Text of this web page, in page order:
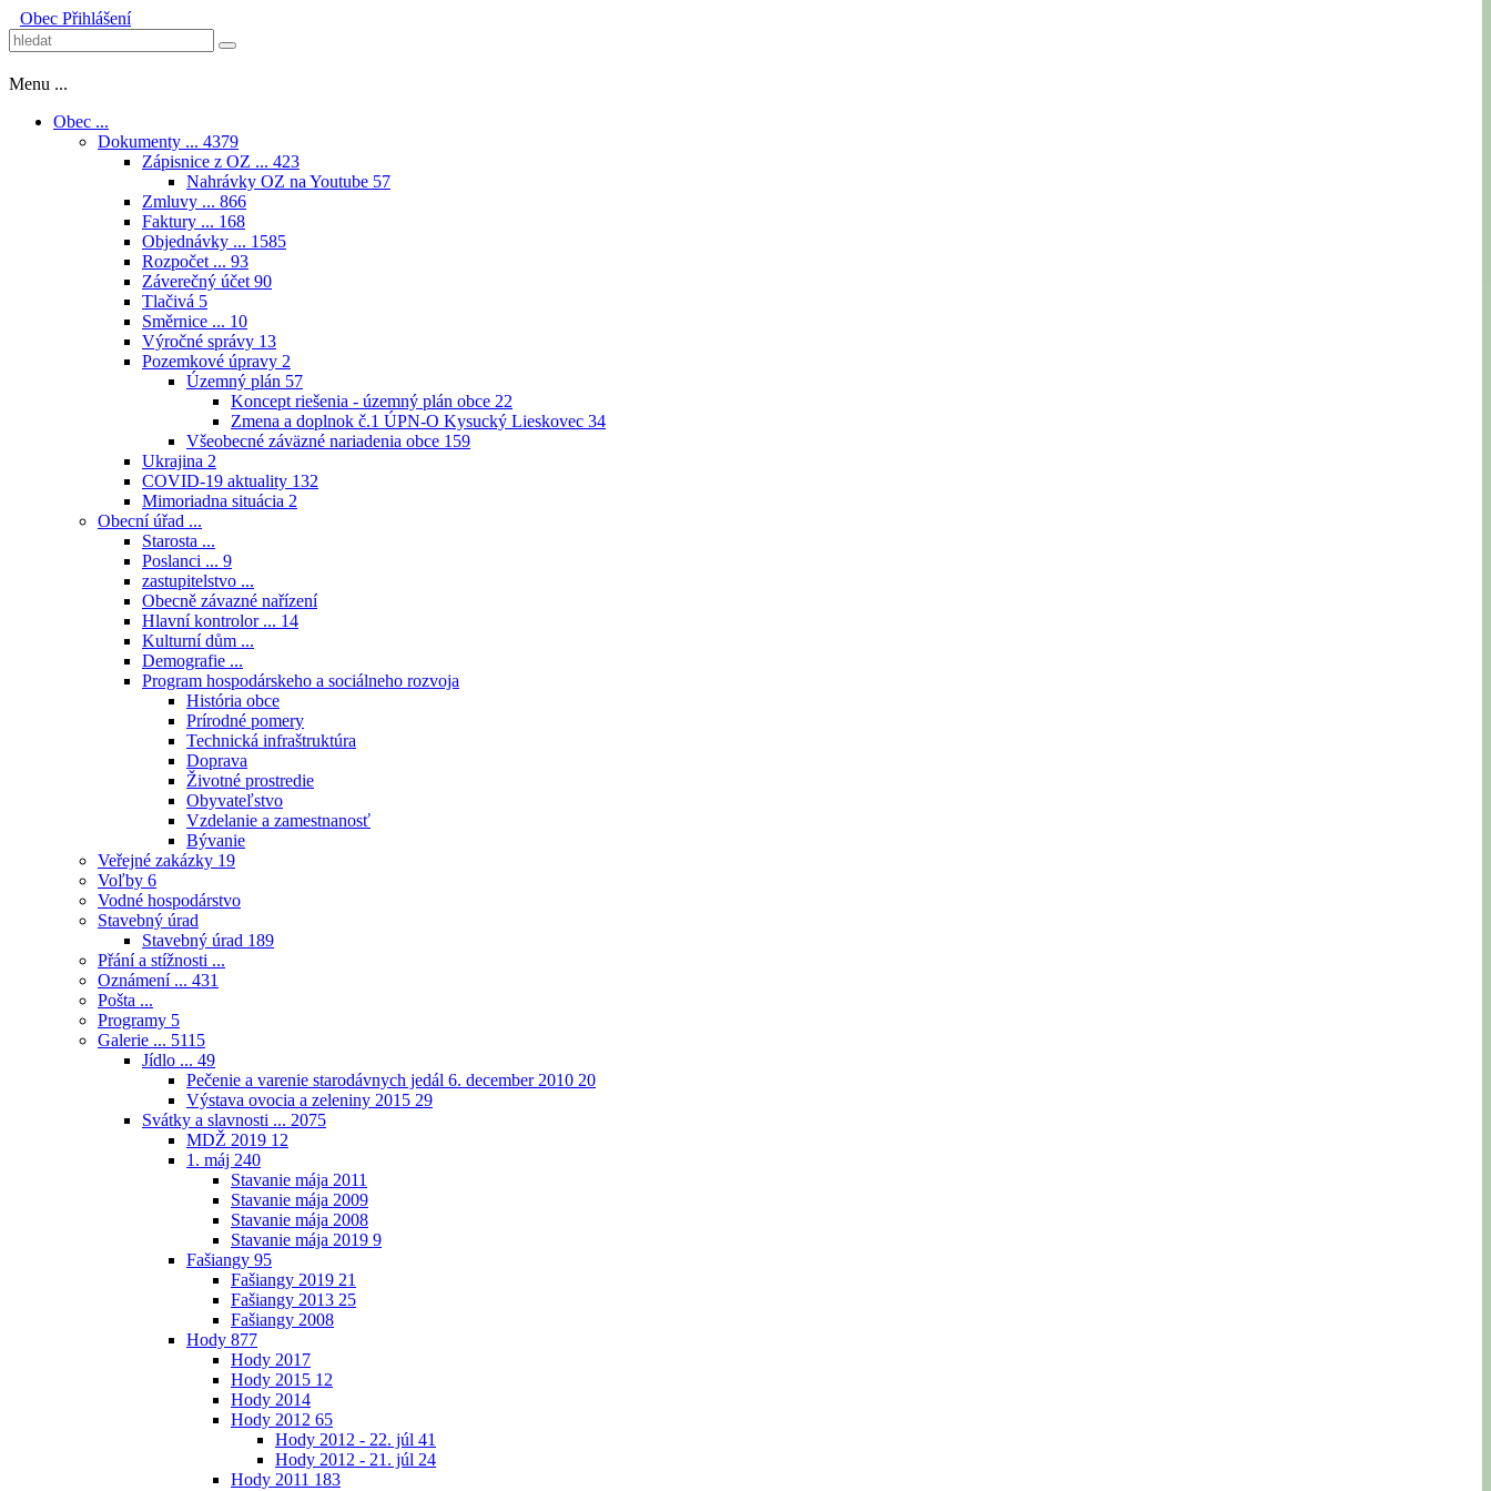
Obec Přihlášení
Menu ...
Obec ...
Dokumenty ... 4379
Zápisnice z OZ ... 423
Nahrávky OZ na Youtube 57
Zmluvy ... 866
Faktury ... 168
Objednávky ... 1585
Rozpočet ... 93
Záverečný účet 90
Tlačivá 5
Směrnice ... 10
Výročné správy 13
Pozemkové úpravy 2
Územný plán 57
Koncept riešenia - územný plán obce 22
Zmena a doplnok č.1 ÚPN-O Kysucký Lieskovec 34
Všeobecné záväzné nariadenia obce 159
Ukrajina 2
COVID-19 aktuality 132
Mimoriadna situácia 2
Obecní úřad ...
Starosta ...
Poslanci ... 9
zastupitelstvo ...
Obecně závazné nařízení
Hlavní kontrolor ... 14
Kulturní dům ...
Demografie ...
Program hospodárskeho a sociálneho rozvoja
História obce
Prírodné pomery
Technická infraštruktúra
Doprava
Životné prostredie
Obyvateľstvo
Vzdelanie a zamestnanosť
Bývanie
Veřejné zakázky 19
Voľby 6
Vodné hospodárstvo
Stavebný úrad
Stavebný úrad 189
Přání a stížnosti ...
Oznámení ... 431
Pošta ...
Programy 5
Galerie ... 5115
Jídlo ... 49
Pečenie a varenie starodávnych jedál 6. december 2010 20
Výstava ovocia a zeleniny 2015 29
Svátky a slavnosti ... 2075
MDŽ 2019 12
1. máj 240
Stavanie mája 2011
Stavanie mája 2009
Stavanie mája 2008
Stavanie mája 2019 9
Fašiangy 95
Fašiangy 2019 21
Fašiangy 2013 25
Fašiangy 2008
Hody 877
Hody 2017
Hody 2015 12
Hody 2014
Hody 2012 65
Hody 2012 - 22. júl 41
Hody 2012 - 21. júl 24
Hody 2011 183